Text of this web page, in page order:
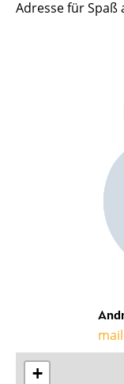
Adresse für Spaß
+